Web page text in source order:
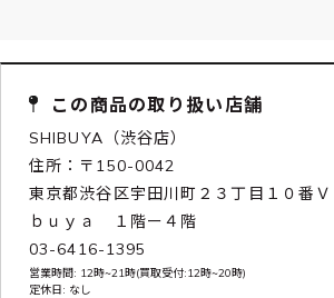
この商品の取り扱い店舗
SHIBUYA（渋谷店）
住所：〒150-0042
東京都渋谷区宇田川町２３丁目１０番
ｂｕｙａ １階ー４階
03-6416-1395
営業時間: 12時~21時(買取受付:12時~20時)
定休日: なし